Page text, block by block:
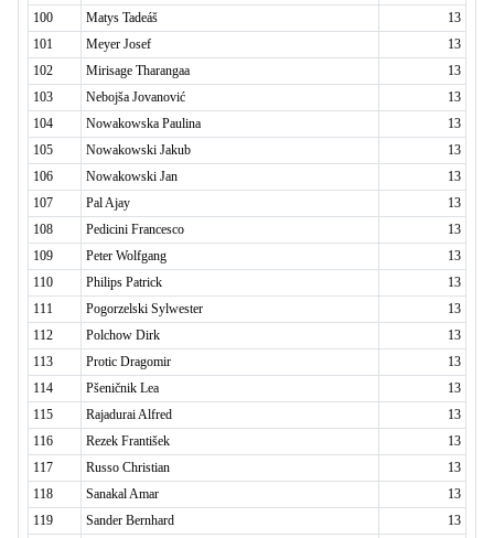
100
Matys Tadeáš
13
101
Meyer Josef
13
102
Mirisage Tharangaa
13
103
Nebojša Jovanović
13
104
Nowakowska Paulina
13
105
Nowakowski Jakub
13
106
Nowakowski Jan
13
107
Pal Ajay
13
108
Pedicini Francesco
13
109
Peter Wolfgang
13
110
Philips Patrick
13
111
Pogorzelski Sylwester
13
112
Polchow Dirk
13
113
Protic Dragomir
13
114
Pšeničnik Lea
13
115
Rajadurai Alfred
13
116
Rezek František
13
117
Russo Christian
13
118
Sanakal Amar
13
119
Sander Bernhard
13